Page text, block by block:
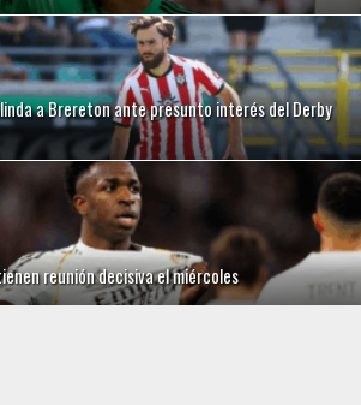
a Brereton ante presunto interés del Derby
reunión decisiva el miércoles